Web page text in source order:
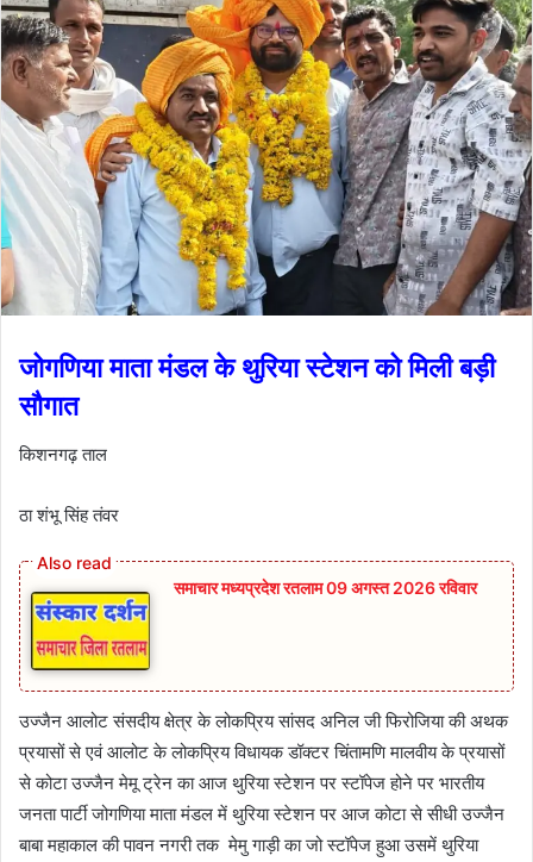
जोगणिया माता मंडल के थुरिया स्टेशन को मिली बड़ी
सौगात
किशनगढ़ ताल
ठा शंभू सिंह तंवर
समाचार मध्यप्रदेश रतलाम 09 अगस्त 2026 रविवार
उज्जैन आलोट संसदीय क्षेत्र के लोकप्रिय सांसद अनिल जी फिरोजिया की अथक
प्रयासों से एवं आलोट के लोकप्रिय विधायक डॉक्टर चिंतामणि मालवीय के प्रयासों
से कोटा उज्जैन मेमू ट्रेन का आज थुरिया स्टेशन पर स्टॉपेज होने पर भारतीय
जनता पार्टी जोगणिया माता मंडल में थुरिया स्टेशन पर आज कोटा से सीधी उज्जैन
बाबा महाकाल की पावन नगरी तक मेमु गाड़ी का जो स्टॉपेज हुआ उसमें थुरिया